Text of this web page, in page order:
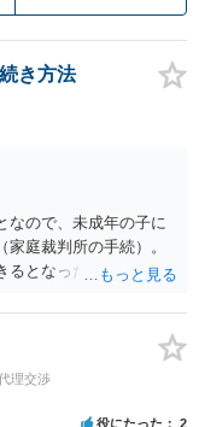
き方法
なので、未成年の子に
庭裁判所の手続）。
るとなったとしても、
続財産全体で、未成年
ばなりません。 単
という理由では、法定
というわけではあり
理交渉
役にたった 2